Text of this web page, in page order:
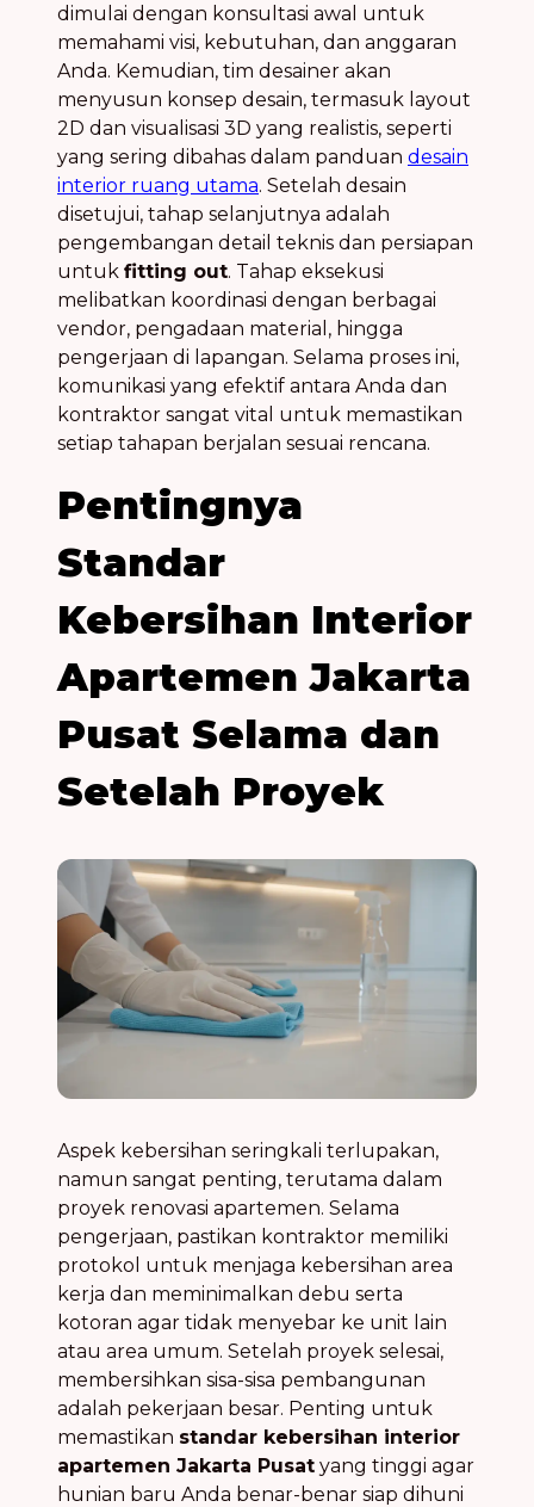
dimulai dengan konsultasi awal untuk
memahami visi, kebutuhan, dan anggaran
Anda. Kemudian, tim desainer akan
menyusun konsep desain, termasuk layout
2D dan visualisasi 3D yang realistis, seperti
yang sering dibahas dalam panduan desain
interior ruang utama. Setelah desain
disetujui, tahap selanjutnya adalah
pengembangan detail teknis dan persiapan
untuk fitting out. Tahap eksekusi
melibatkan koordinasi dengan berbagai
vendor, pengadaan material, hingga
pengerjaan di lapangan. Selama proses ini,
komunikasi yang efektif antara Anda dan
kontraktor sangat vital untuk memastikan
setiap tahapan berjalan sesuai rencana.
Pentingnya
Standar
Kebersihan Interior
Apartemen Jakarta
Pusat Selama dan
Setelah Proyek
Aspek kebersihan seringkali terlupakan,
namun sangat penting, terutama dalam
proyek renovasi apartemen. Selama
pengerjaan, pastikan kontraktor memiliki
protokol untuk menjaga kebersihan area
kerja dan meminimalkan debu serta
kotoran agar tidak menyebar ke unit lain
atau area umum. Setelah proyek selesai,
membersihkan sisa-sisa pembangunan
adalah pekerjaan besar. Penting untuk
memastikan standar kebersihan interior
apartemen Jakarta Pusat yang tinggi agar
hunian baru Anda benar-benar siap dihuni